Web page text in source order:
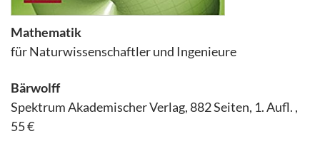
Mathematik
für Naturwissenschaftler und Ingenieure
Bärwolff
Spektrum Akademischer Verlag, 882 Seiten, 1. Aufl. ,
55 €